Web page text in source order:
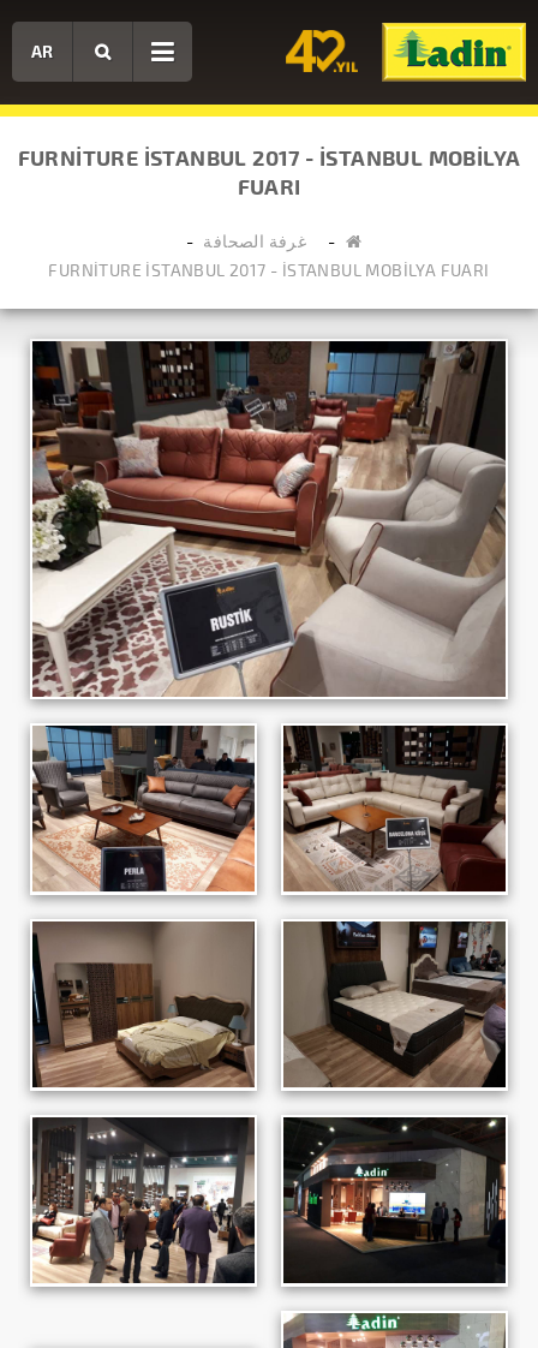
AR
FURNİTURE İSTANBUL 2017 - İSTANBUL MOBİLYA
FUARI
غرفة الصحافة
FURNİTURE İSTANBUL 2017 - İSTANBUL MOBİLYA FUARI